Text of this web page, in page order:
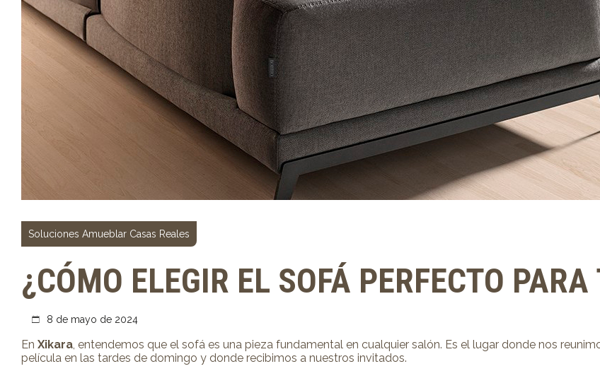
Soluciones Amueblar Casas Reales
¿CÓMO ELEGIR EL SOFÁ PERFECTO
8 de mayo de 2024
En Xikara, entendemos que el sofá es una pieza fundamental en cualquier salón. Es el lugar donde nos
película en las tardes de domingo y donde recibimos a nuestros invitados.